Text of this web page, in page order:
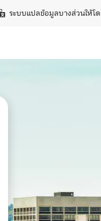
ระบบแปลข้อมูลบางส่วนให้โ
หา